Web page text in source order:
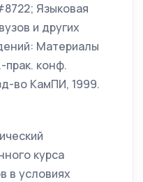
Языковая
и других
Материалы
конф.
во КамПИ, 1999.
курса
в условиях